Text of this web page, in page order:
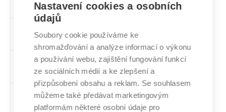
architektura
techniky
IKK-TE
Interkulturní
komunikace
en 3 Volitelný -
Kapitoly z teorie
architektury
cs 3 Volitelný
Nastavení cookies a osobních
údajů
Soubory cookie používáme ke
shromažďování a analýze informací o výkonu
a používání webu, zajištění fungování funkcí
ze sociálních médií a ke zlepšení a
přizpůsobení obsahu a reklam. Se souhlasem
můžeme také předávat marketingovým
platformám některé osobní údaje pro